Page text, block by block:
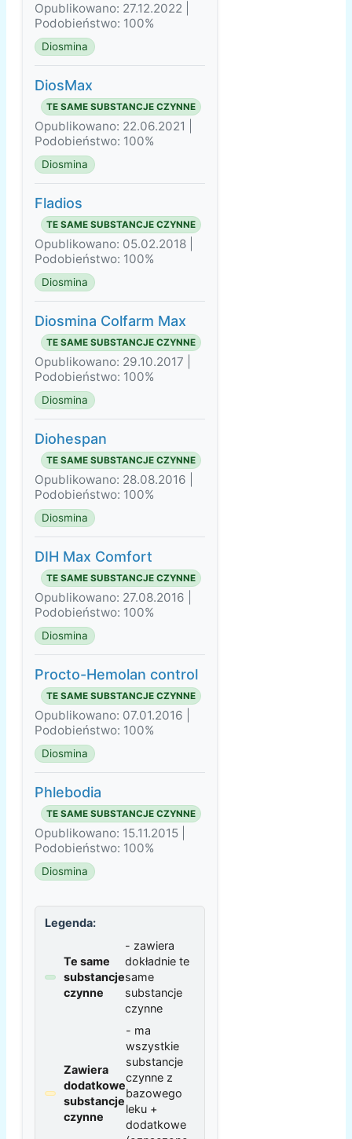
Opublikowano: 27.12.2022 |
Podobieństwo: 100%
Diosmina
DiosMax
TE SAME SUBSTANCJE CZYNNE
Opublikowano: 22.06.2021 |
Podobieństwo: 100%
Diosmina
Fladios
TE SAME SUBSTANCJE CZYNNE
Opublikowano: 05.02.2018 |
Podobieństwo: 100%
Diosmina
Diosmina Colfarm Max
TE SAME SUBSTANCJE CZYNNE
Opublikowano: 29.10.2017 |
Podobieństwo: 100%
Diosmina
Diohespan
TE SAME SUBSTANCJE CZYNNE
Opublikowano: 28.08.2016 |
Podobieństwo: 100%
Diosmina
DIH Max Comfort
TE SAME SUBSTANCJE CZYNNE
Opublikowano: 27.08.2016 |
Podobieństwo: 100%
Diosmina
Procto-Hemolan control
TE SAME SUBSTANCJE CZYNNE
Opublikowano: 07.01.2016 |
Podobieństwo: 100%
Diosmina
Phlebodia
TE SAME SUBSTANCJE CZYNNE
Opublikowano: 15.11.2015 |
Podobieństwo: 100%
Diosmina
Legenda:
Te same
substancje
czynne
- zawiera
dokładnie te
same
substancje
czynne
Zawiera
dodatkowe
substancje
czynne
- ma
wszystkie
substancje
czynne z
bazowego
leku +
dodatkowe